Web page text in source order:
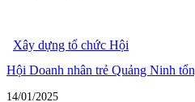
Xây dựng tổ chức Hội
Hội Doanh nhân trẻ Quảng Ninh
14/01/2025